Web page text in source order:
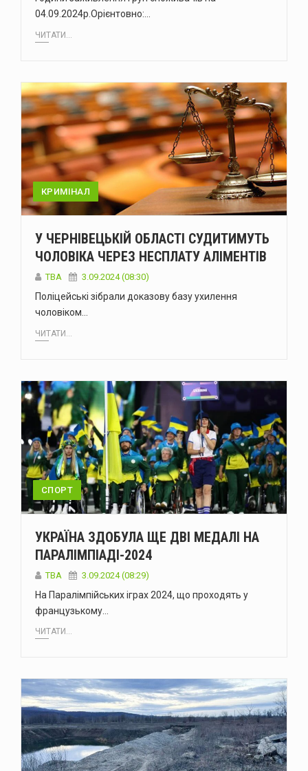
04.09.2024р.Орієнтовно:…
ЧИТАТИ...
КРИМІНАЛ
У ЧЕРНІВЕЦЬКІЙ ОБЛАСТІ СУДИТИМУТЬ
ЧОЛОВІКА ЧЕРЕЗ НЕСПЛАТУ АЛІМЕНТІВ
ТВА 3.09.2024 (08:30)
Поліцейські зібрали доказову базу ухилення
чоловіком…
ЧИТАТИ...
СПОРТ
УКРАЇНА ЗДОБУЛА ЩЕ ДВІ МЕДАЛІ НА
ПАРАЛІМПІАДІ-2024
ТВА 3.09.2024 (08:29)
На Паралімпійських іграх 2024, що проходять у
французькому…
ЧИТАТИ...